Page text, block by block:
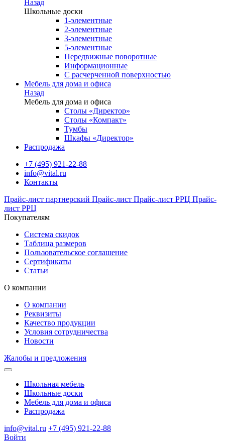
Назад
Школьные доски
1-элементные
2-элементные
3-элементные
5-элементные
Передвижные поворотные
Информационные
С расчерченной поверхностью
Мебель для дома и офиса
Назад
Мебель для дома и офиса
Столы «Директор»
Столы «Компакт»
Тумбы
Шкафы «Директор»
Распродажа
+7 (495) 921-22-88
info@vital.ru
Контакты
Прайс-лист партнерский Прайс-лист Прайс-лист РРЦ Прайс-
лист РРЦ
Покупателям
Система скидок
Таблица размеров
Пользовательское соглашение
Сертификаты
Статьи
О компании
О компании
Реквизиты
Качество продукции
Условия сотрудничества
Новости
Жалобы и предложения
Школьная мебель
Школьные доски
Мебель для дома и офиса
Распродажа
info@vital.ru +7 (495) 921-22-88
Войти